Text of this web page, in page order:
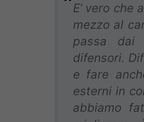
E’ vero che
mezzo al
passa dai
difensori.
e fare
esterni in
abbiamo